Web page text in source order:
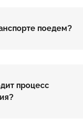
поедем?
процесс